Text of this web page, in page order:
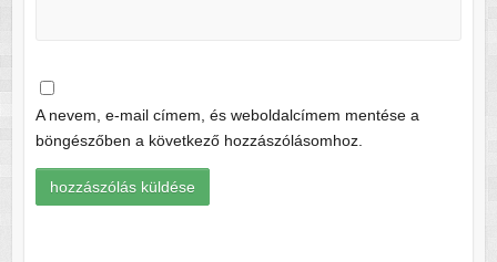
A nevem, e-mail címem, és weboldalcímem mentése a
böngészőben a következő hozzászólásomhoz.